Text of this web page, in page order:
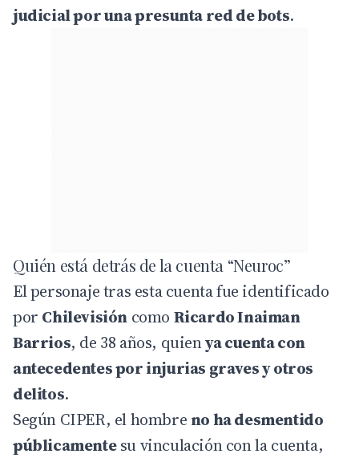
judicial por una presunta red de bots.
Quién está detrás de la cuenta “Neuroc”
El personaje tras esta cuenta fue identificado
por Chilevisión como Ricardo Inaiman
Barrios, de 38 años, quienya cuenta con
antecedentes por injurias graves y otros
delitos.
Según CIPER, el hombre no ha desmentido
públicamentesu vinculación con la cuenta,